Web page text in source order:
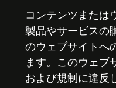
コンテンツまたは
製品やサービスの
のウェブサイトへ
ます。このウェブ
および規制に違反